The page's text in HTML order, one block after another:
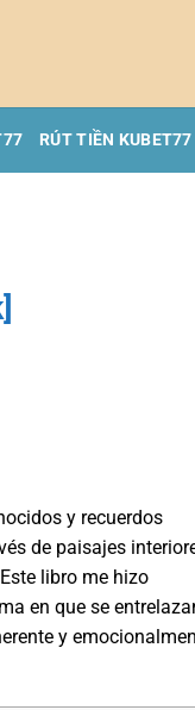
RÚT TIỀN KUBET77
y recuerdos
de paisajes
libro me hizo
en que se
y